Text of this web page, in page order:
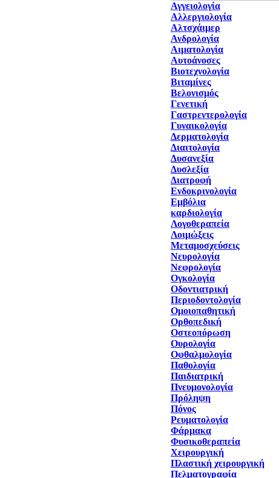
Αγγειολογία
Αλλεργιολογία
Αλτσχάιμερ
Ανδρολογία
Αιματολογία
Αυτοάνοσες
Βιοτεχνολογία
Βιταμίνες
Βελονισμός
Γενετική
Γαστρεντερολογία
Γυναικολογία
Δερματολογία
Διαιτολογία
Δυσανεξία
Δυσλεξία
Διατροφή
Ενδοκρινολογία
Εμβόλια
καρδιολογία
Λογοθεραπεία
Λοιμώξεις
Μεταμοσχεύσεις
Νευρολογία
Νεφρολογία
Ογκολογία
Οδοντιατρική
Περιοδοντολογία
Ομοιοπαθητική
Ορθοπεδική
Οστεοπόρωση
Ουρολογία
Οφθαλμολογία
Παθολογία
Παιδιατρική
Πνευμονολογία
Πρόληψη
Πόνος
Ρευματολογία
Φάρμακα
Φυσικοθεραπεία
Χειρουργική
Πλαστική χειρουργική
Πελματογραφία